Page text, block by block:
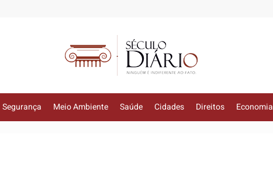
Segurança Meio Ambiente Saúde Cidades Direitos Economia